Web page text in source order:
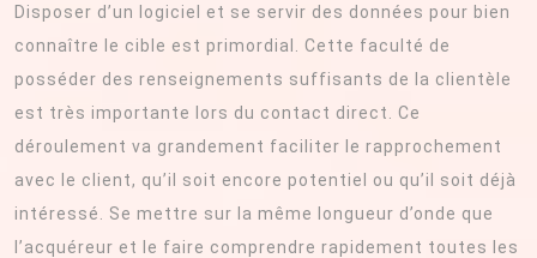
Disposer d’un logiciel et se servir des données pour bien
connaître le cible est primordial. Cette faculté de
posséder des renseignements suffisants de la clientèle
est très importante lors du contact direct. Ce
déroulement va grandement faciliter le rapprochement
avec le client, qu’il soit encore potentiel ou qu’il soit déjà
intéressé. Se mettre sur la même longueur d’onde que
l’acquéreur et le faire comprendre rapidement toutes les